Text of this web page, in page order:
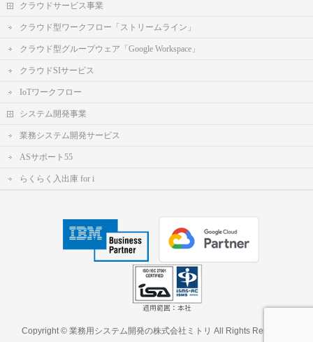
クラウドサービス事業
クラウド型ワークフロー「ストリームライン」
クラウド型グループウェア「Google Workspace」
クラウドSIサービス
IoTワークフロー
システム開発事業
業務システム開発サービス
ASサポート55
らくらく入出庫 for i
Copyright © 業務用システム開発の株式会社ミトリ All Rights Reserved.